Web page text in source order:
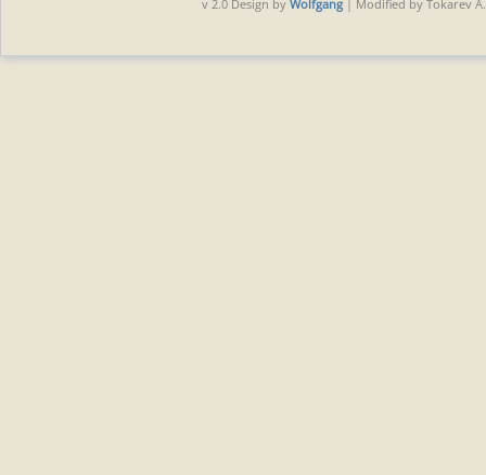
v 2.0 Design by Wolfgang | Modified by Tokarev